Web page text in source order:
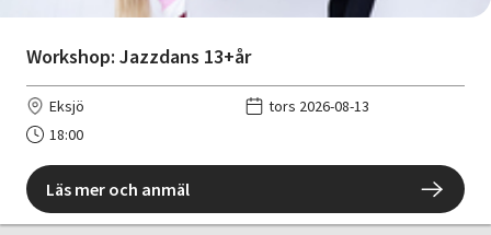
Workshop: Jazzdans 13+år
Eksjö
tors 2026-08-13
18:00
Läs mer och anmäl